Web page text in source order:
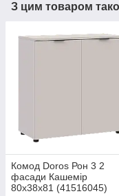
З цим товаром
Комод Doros Рон 3 2
фасади Кашемір
80х38х81 (41516045)